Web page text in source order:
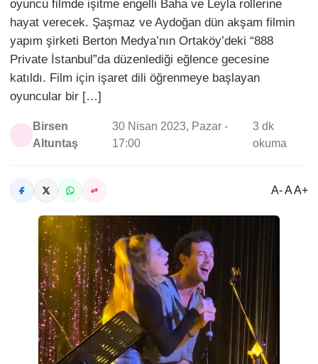
oyuncu filmde işitme engelli Baha ve Leyla rollerine
hayat verecek. Şaşmaz ve Aydoğan dün akşam filmin
yapım şirketi Berton Medya’nın Ortaköy’deki “888
Private İstanbul”da düzenlediği eğlence gecesine
katıldı. Film için işaret dili öğrenmeye başlayan
oyuncular bir […]
Birsen
Altuntaş
30 Nisan 2023, Pazar -
17:00
3 dk
okuma
A- A A+